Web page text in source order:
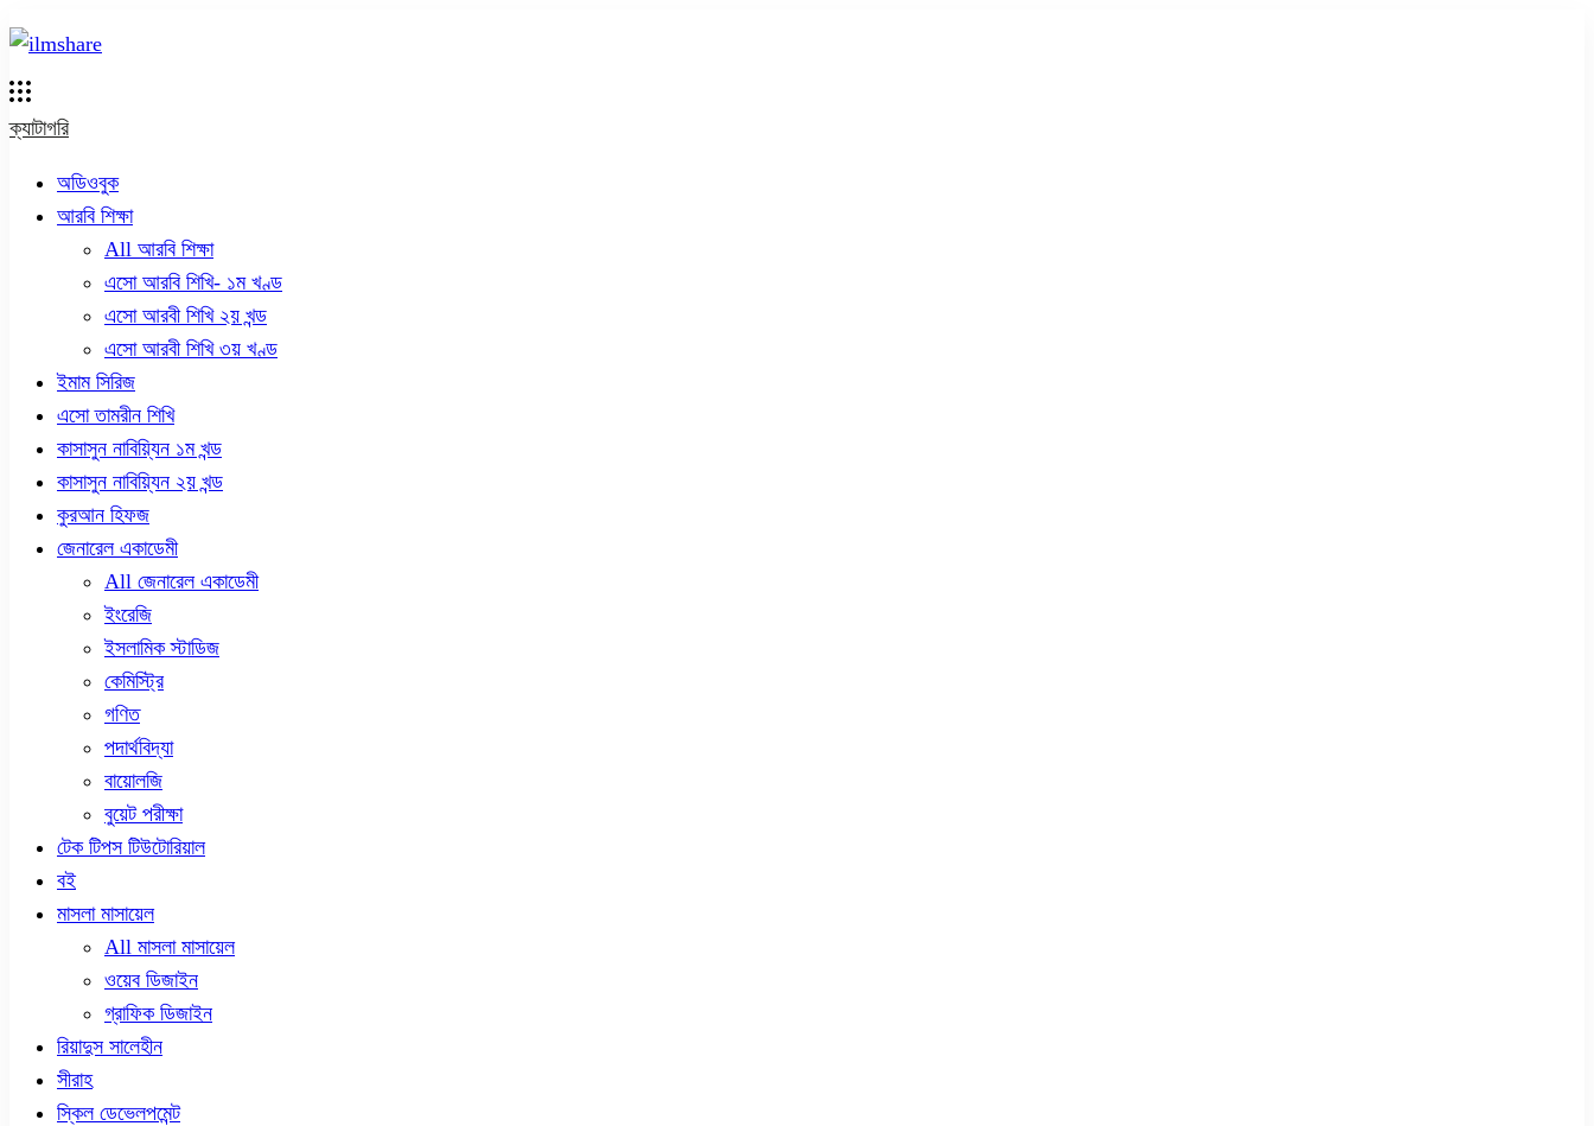
ক্যাটাগরি
অডিওবুক
আরবি শিক্ষা
All আরবি শিক্ষা
এসো আরবি শিখি- ১ম খণ্ড
এসো আরবী শিখি ২য় খন্ড
এসো আরবী শিখি ৩য় খণ্ড
ইমাম সিরিজ
এসো তামরীন শিখি
কাসাসুন নাবিয়্যিন ১ম খন্ড
কাসাসুন নাবিয়্যিন ২য় খন্ড
কুরআন হিফজ
জেনারেল একাডেমী
All জেনারেল একাডেমী
ইংরেজি
ইসলামিক স্টাডিজ
কেমিস্ট্রি
গণিত
পদার্থবিদ্যা
বায়োলজি
বুয়েট পরীক্ষা
টেক টিপস টিউটোরিয়াল
বই
মাসলা মাসায়েল
All মাসলা মাসায়েল
ওয়েব ডিজাইন
গ্রাফিক ডিজাইন
রিয়াদুস সালেহীন
সীরাহ
স্কিল ডেভেলপমেন্ট